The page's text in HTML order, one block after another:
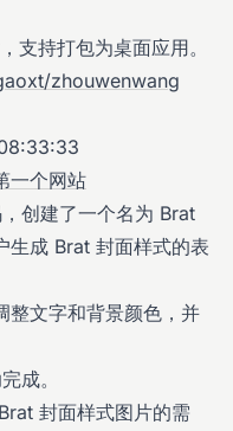
支持打包为桌面应用。
zhouwenwang
一个网站
创建了一个名为 Brat
生成 Brat 封面样式的表
整文字和背景颜色，并
成。
封面样式图片的需